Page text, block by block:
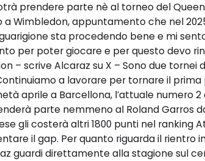
prendere parte nè al torneo del
Wimbledon, appuntamento che nel
guarigione sta procedendo bene e mi
per poter giocare e per questo devo
– scrive Alcaraz su X – Sono due
a lavorare per tornare il prima
aprile a Barcellona, l’attuale numero
parte nemmeno al Roland Garros
gli costerà altri 1800 punti nel ranking
il gap. Per quanto riguarda il rientro
guardi direttamente alla stagione sul